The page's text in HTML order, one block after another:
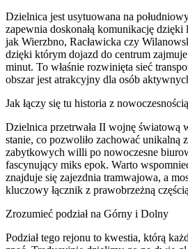
Dzielnica jest usytuowana na
zapewnia doskonałą komunikację
jak Wierzbno, Racławicka czy
dzięki którym dojazd do centrum
minut. To właśnie rozwinięta sieć
obszar jest atrakcyjny dla osób
Jak łączy się tu historia z
Dzielnica przetrwała II wojnę światową
stanie, co pozwoliło zachować unikalną
zabytkowych willi po nowoczesne
fascynujący miks epok. Warto
znajduje się zajezdnia tramwajowa, a
kluczowy łącznik z prawobrzeżną
Zrozumieć podział na Górny i Dolny
Podział tego rejonu to kwestia, którą